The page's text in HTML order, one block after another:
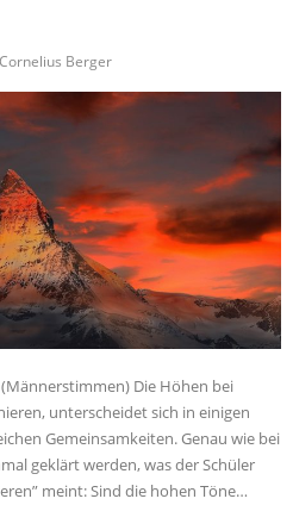
Cornelius Berger
Die Höhen bei
unterscheidet sich in einigen
Gemeinsamkeiten. Genau wie bei
geklärt werden, was der Schüler
meint: Sind die hohen Töne…